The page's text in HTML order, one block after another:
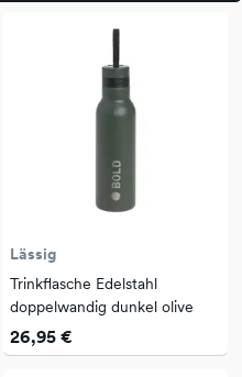
Lässig
Trinkflasche Edelstahl
doppelwandig dunkel olive
26,95 €